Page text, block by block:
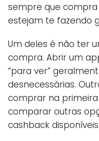
sempre que
estejam te fazendo
Um deles é não ter
compra. Abrir um
“para ver”
desnecessárias.
comprar na
comparar outras
cashback disponíveis.